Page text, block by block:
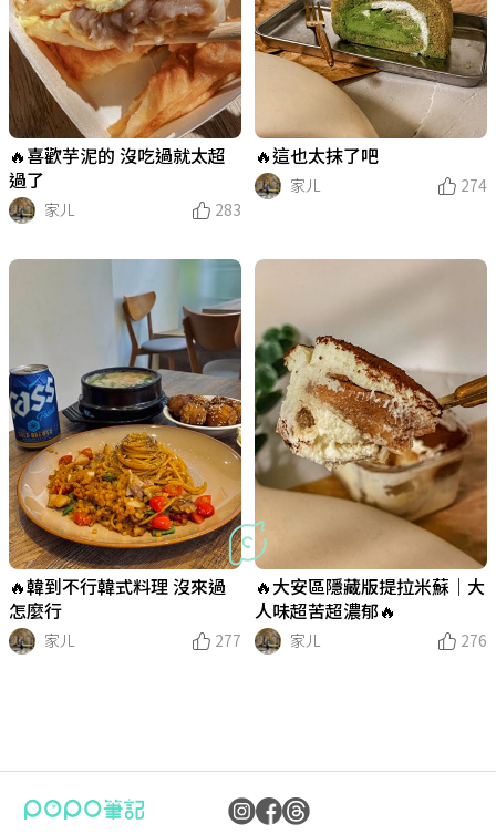
🔥喜歡芋泥的 沒吃過就太超
過了
家ㄦ
283
🔥這也太抹了吧
家ㄦ
274
🔥韓到不行韓式料理 沒來過
怎麼行
家ㄦ
277
🔥大安區隱藏版提拉米蘇｜大
人味超苦超濃郁🔥
家ㄦ
276